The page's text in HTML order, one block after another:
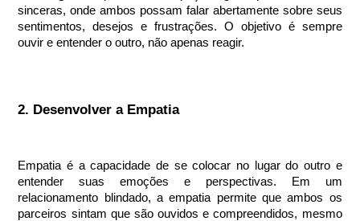
sinceras, onde ambos possam falar abertamente sobre seus
sentimentos, desejos e frustrações. O objetivo é sempre
ouvir e entender o outro, não apenas reagir.
2. Desenvolver a Empatia
Empatia é a capacidade de se colocar no lugar do outro e
entender suas emoções e perspectivas. Em um
relacionamento blindado, a empatia permite que ambos os
parceiros sintam que são ouvidos e compreendidos, mesmo